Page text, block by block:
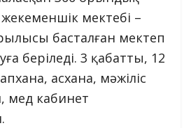
мектебі –
басталған мектеп
беріледі. 3 қабатты, 12
асхана, мәжіліс
мед кабинет